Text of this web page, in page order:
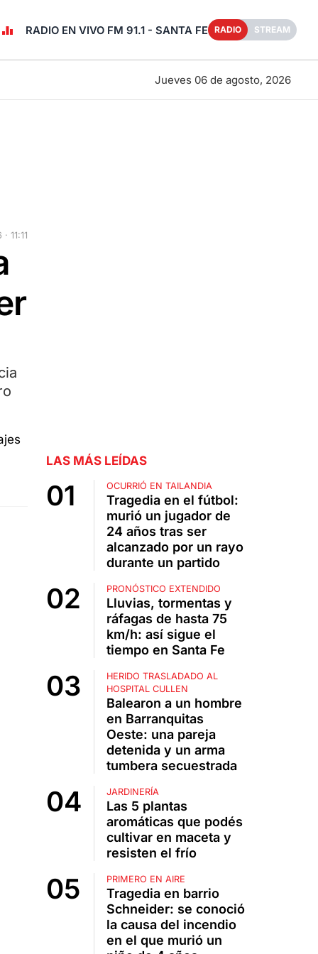
RADIO EN VIVO FM 91.1 - SANTA FE RADIO STREAM
Jueves 06 de agosto, 2026
11:11
LAS MÁS LEÍDAS
OCURRIÓ EN TAILANDIA
Tragedia en el fútbol:
murió un jugador de
24 años tras ser
alcanzado por un rayo
durante un partido
PRONÓSTICO EXTENDIDO
Lluvias, tormentas y
ráfagas de hasta 75
km/h: así sigue el
tiempo en Santa Fe
HERIDO TRASLADADO AL
HOSPITAL CULLEN
Balearon a un hombre
en Barranquitas
Oeste: una pareja
detenida y un arma
tumbera secuestrada
JARDINERÍA
Las 5 plantas
aromáticas que podés
cultivar en maceta y
resisten el frío
PRIMERO EN AIRE
Tragedia en barrio
Schneider: se conoció
la causa del incendio
en el que murió un